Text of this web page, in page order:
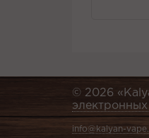
© 2026
info@kalyan-